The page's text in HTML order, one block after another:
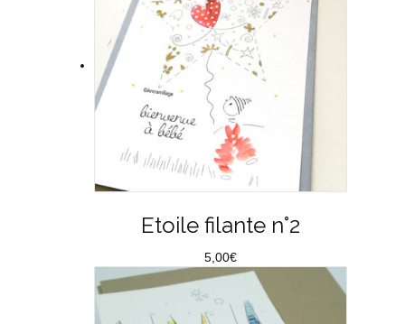
Etoile filante n°2
5,00€